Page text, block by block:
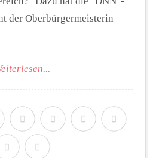
der Oberbürgermeisterin